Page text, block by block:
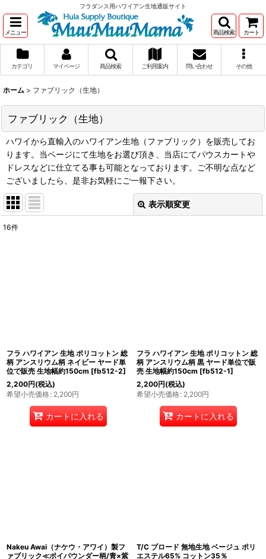
フラダンス用ハワイアン生地通販サイト
メニュー 商品検索 カート
カテゴリ マイページ 商品検索 ご利用案内 問い合わせ その他
ホーム > ファブリック（生地）
ファブリック（生地）
ハワイから直輸入のハワイアン生地（ファブリック）を販売してお
ります。当ページにて生地をお選び頂き、当店にてパウスカートや
ドレスなどに仕立てる事も可能となっております。ご不明な点など
ございましたら、是非お気軽にご一報下さい。
表示順変更
絞り込む
16件
フラ ハワイアン 生地 ポリコットン 総
柄 アンスリウム柄 ネイビー ヤード単
位で販売 生地幅約150cm [fb512-2]
2,200円(税込)
希望小売価格: 2,200円
カートに入れる
フラ ハワイアン 生地 ポリコットン 総
柄 アンスリウム柄 黒 ヤード単位で販
売 生地幅約150cm [fb512-1]
2,200円(税込)
希望小売価格: 2,200円
カートに入れる
Nakeu Awai（ナケウ・アワイ）製フ
ァブリック≪ポイパウンダー柄/青×紫
T/C ブロード 無地生地 ベージュ ポリ
エステル65% コットン35％